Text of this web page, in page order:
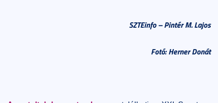
SZTEinfo – Pintér M. Lajos
Fotó: Herner Donát